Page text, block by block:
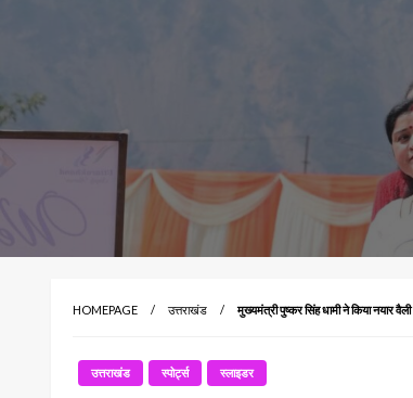
HOMEPAGE उत्तराखंड मुख्यमंत्री पुष्कर सिंह धामी ने किया नयार
उत्तराखंड स्पोर्ट्स स्लाइडर